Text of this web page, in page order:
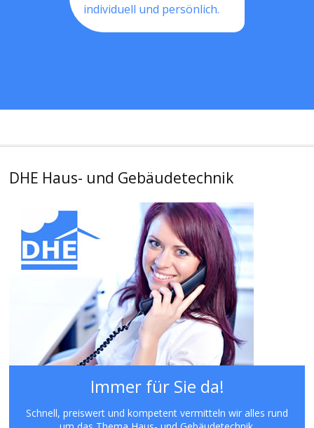
individuell und persönlich.
DHE Haus- und Gebäudetechnik
Immer für Sie da!
Schnell, preiswert und kompetent vermitteln wir alles rund